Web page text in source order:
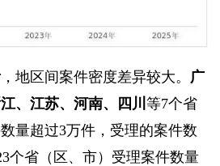
，地区间案件密度差异较大。 广
、江苏、河南、四川 等7个省
量超过3万件，受理的案件数
个省（区、市）受理案件数量